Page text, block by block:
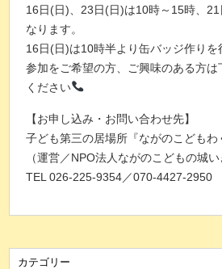
16日(日)、23日(日)は10時～15時、
なります。
16日(日)は10時半より缶バッジ作りを
参加をご希望の方、ご興味のある方
ください
【お申し込み・お問い合わせ先】
子ども第三の居場所『ながのこどもわ
（運営／NPO法人ながのこどもの城
TEL 026-225-9354／070-4427-2950
カテゴリー